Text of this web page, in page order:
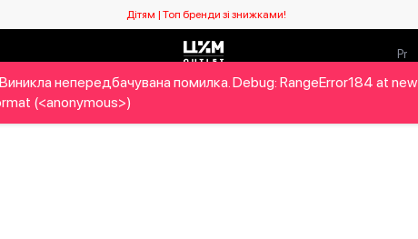
Дітям | Топ бренди зі знижками!
Дітям Home&Gifts Бренди Новий сезон
непередбачувана помилка. Debug: RangeError184 at new
(<anonymous>)